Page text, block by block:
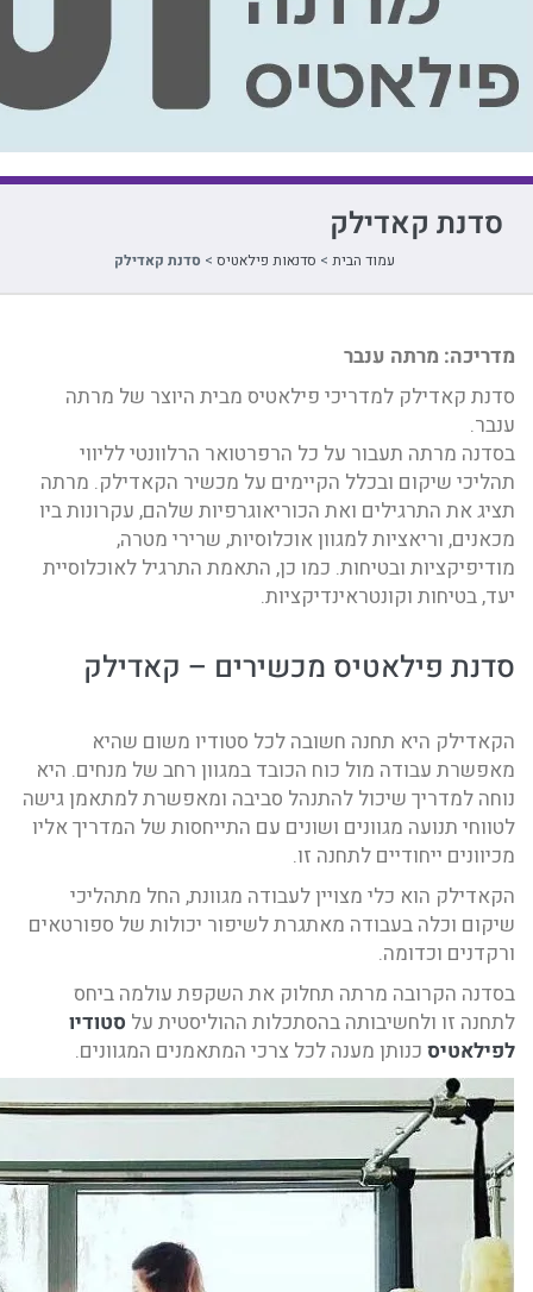
סדנת קאדילק
עמוד הבית> סדנאות פילאטיס> סדנת קאדילק
מדריכה: מרתה ענבר
סדנת קאדילק למדריכי פילאטיס מבית היוצר של מרתה
ענבר.
בסדנה מרתה תעבור על כל הרפרטואר הרלוונטי לליווי
תהליכי שיקום ובכלל הקיימים על מכשיר הקאדילק. מרתה
תציג את התרגילים ואת הכוריאוגרפיות שלהם, עקרונות ביו
מכאנים, וריאציות למגוון אוכלוסיות, שרירי מטרה,
מודיפיקציות ובטיחות. כמו כן, התאמת התרגיל לאוכלוסיית
יעד, בטיחות וקונטראינדיקציות.
סדנת פילאטיס מכשירים – קאדילק
הקאדילק היא תחנה חשובה לכל סטודיו משום שהיא
מאפשרת עבודה מול כוח הכובד במגוון רחב של מנחים. היא
נוחה למדריך שיכול להתנהל סביבה ומאפשרת למתאמן גישה
לטווחי תנועה מגוונים ושונים עם התייחסות של המדריך אליו
מכיוונים ייחודיים לתחנה זו.
הקאדילק הוא כלי מצויין לעבודה מגוונת, החל מתהליכי
שיקום וכלה בעבודה מאתגרת לשיפור יכולות של ספורטאים
ורקדנים וכדומה.
בסדנה הקרובה מרתה תחלוק את השקפת עולמה ביחס
לתחנה זו ולחשיבותה בהסתכלות ההוליסטית על סטודיו
לפילאטיס כנותן מענה לכל צרכי המתאמנים המגוונים.